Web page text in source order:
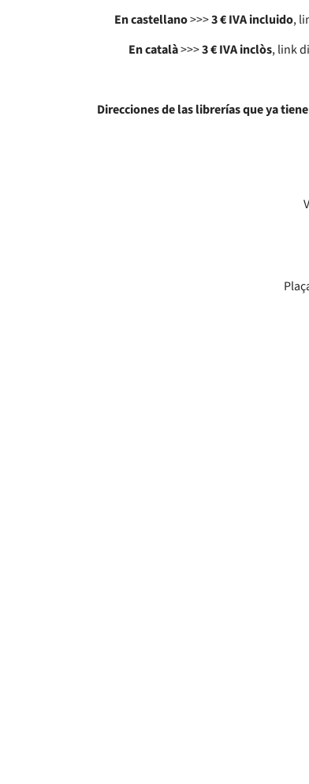
En castellano>>>3 € IVA incluido,
En català>>>3 € IVA inclòs, link
Direcciones de las librerías que ya